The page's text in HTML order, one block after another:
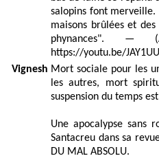
salopins font
maisons brûlées et
phynances". —
https://youtu.be/
Vignesh Mort sociale pour les
les autres, mort
suspension du temps
Une apocalypse sans
Santacreu dans sa
DU MAL ABSOLU.